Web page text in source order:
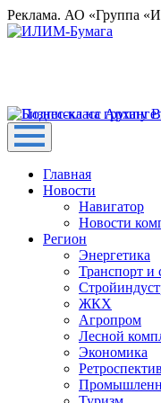
Реклама. АО «Группа
Главная
Новости
Навигатор
Новости
Регион
Энергетика
Транспорт и
ЖКХ
Агропром
Лесной
Экономика